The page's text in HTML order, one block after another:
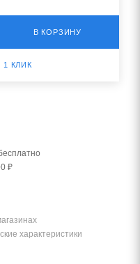
В КОРЗИНУ
1 КЛИК
₽
характеристики